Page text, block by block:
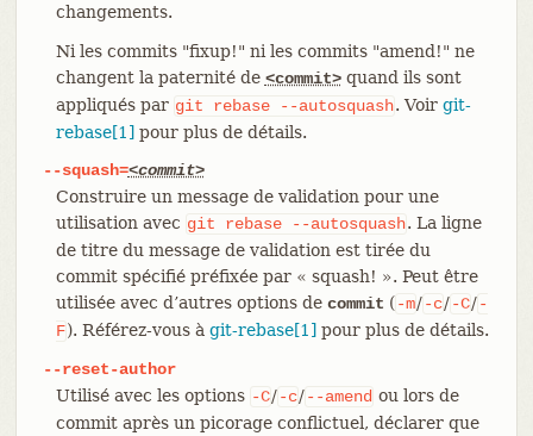
changements.
Ni les commits "fixup!" ni les commits "amend!" ne
changent la paternité de <commit>quand ils sont
appliqués par git rebase --autosquash. Voir git-
rebase[1] pour plus de détails.
--squash=<commit>
Construire un message de validation pour une
utilisation avec git rebase --autosquash. La ligne
de titre du message de validation est tirée du
commit spécifié préfixée par « squash! ». Peut être
utilisée avec d’autres options de commit ( -m/ -c/ -C/ -
F). Référez-vous à git-rebase[1] pour plus de détails.
--reset-author
Utilisé avec les options -C/ -c/ --amend ou lors de
commit après un picorage conflictuel, déclarer que